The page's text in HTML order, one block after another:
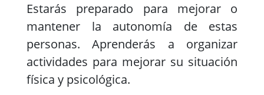
Estarás preparado para mejorar o
mantener la autonomía de estas
personas. Aprenderás a organizar
actividades para mejorar su situación
física y psicológica.